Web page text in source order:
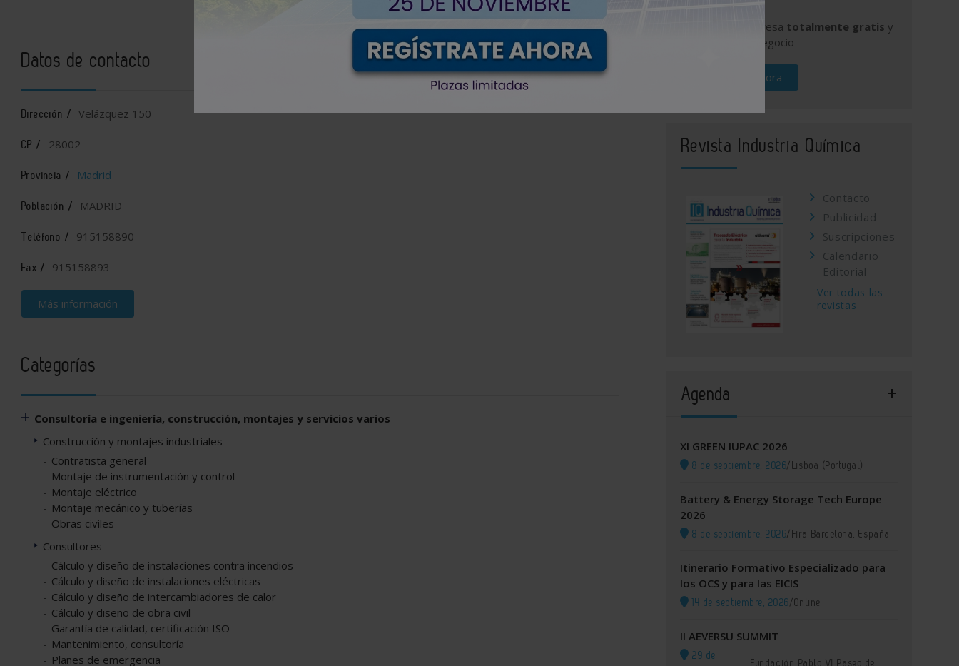
Datos de contacto CONTACTE CON LA EMPRESA
Dirección / Velázquez 150
CP / 28002
Provincia / Madrid
Población / MADRID
Teléfono / 915158890
Fax / 915158893
Más información
Categorías
Consultoría e ingeniería, construcción, montajes y servicios varios
Construcción y montajes industriales
Contratista general
Montaje de instrumentación y control
Montaje eléctrico
Montaje mecánico y tuberías
Obras civiles
Consultores
Cálculo y diseño de instalaciones contra incendios
Cálculo y diseño de instalaciones eléctricas
Cálculo y diseño de intercambiadores de calor
Cálculo y diseño de obra civil
Garantía de calidad, certificación ISO
Mantenimiento, consultoría
Planes de emergencia
Publique su empresa totalmente gratis y
promocione su negocio
Regístrese ahora
Revista Industria Química
Contacto
Publicidad
Suscripciones
Calendario
Editorial
Ver todas las
revistas
Agenda
XI GREEN IUPAC 2026
8 de septiembre, 2026/Lisboa (Portugal)
Battery & Energy Storage Tech Europe
2026
8 de septiembre, 2026/Fira Barcelona, España
Itinerario Formativo Especializado para
los OCS y para las EICIS
14 de septiembre, 2026/Online
II AEVERSU SUMMIT
29 de
Fundación Pablo VI Paseo de